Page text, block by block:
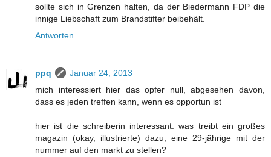
sollte sich in Grenzen halten, da der Biedermann FDP die
innige Liebschaft zum Brandstifter beibehält.
Antworten
ppq
Januar 24, 2013
mich interessiert hier das opfer null, abgesehen davon,
dass es jeden treffen kann, wenn es opportun ist
hier ist die schreiberin interessant: was treibt ein großes
magazin (okay, illustrierte) dazu, eine 29-jährige mit der
nummer auf den markt zu stellen?